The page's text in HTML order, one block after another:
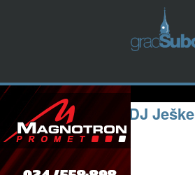
Events at: Aloha Beach Bar, Palić
Friday Sunset // DJ Ješke
07. 08. 2026. 19:30